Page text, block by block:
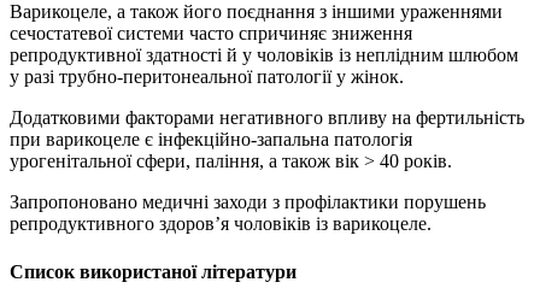
Варикоцеле, а також його поєднання з іншими ураженнями
сечостатевої системи часто спричиняє зниження
репродуктивної здатності й у чоловіків із неплідним шлюбом
у разі трубно-перитонеальної патології у жінок.
Додатковими факторами негативного впливу на фертильність
при варикоцеле є інфекцій­но-запальна патологія
урогенітальної сфери, паління, а також вік > 40 років.
Запропоновано медичні заходи з профілактики порушень
репродуктивного здоров’я чоловіків із варикоцеле.
Список використаної літератури